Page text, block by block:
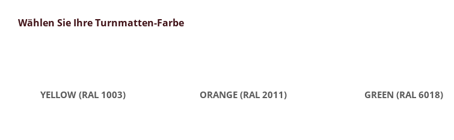
Wählen Sie Ihre Turnmatten-Farbe
YELLOW (RAL 1003) ORANGE (RAL 2011) GREEN (RAL 6018)